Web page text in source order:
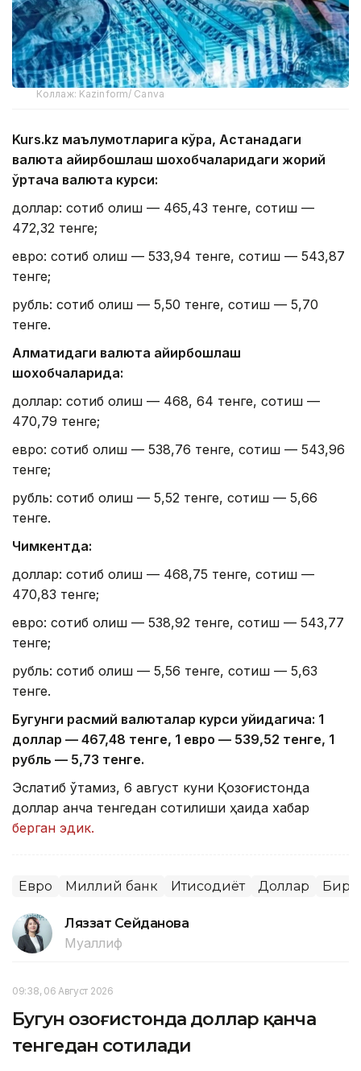
Коллаж: Kazinform/ Canva
Kurs.kz маълумотларига кўра, Астанадаги
валюта айирбошлаш шохобчаларидаги жорий
ўртача валюта курси:
доллар: сотиб олиш — 465,43 тенге, сотиш —
472,32 тенге;
евро: сотиб олиш — 533,94 тенге, сотиш — 543,87
тенге;
рубль: сотиб олиш — 5,50 тенге, сотиш — 5,70
тенге.
Алматидаги валюта айирбошлаш
шохобчаларида:
доллар: сотиб олиш — 468, 64 тенге, сотиш —
470,79 тенге;
евро: сотиб олиш — 538,76 тенге, сотиш — 543,96
тенге;
рубль: сотиб олиш — 5,52 тенге, сотиш — 5,66
тенге.
Чимкентда:
доллар: сотиб олиш — 468,75 тенге, сотиш —
470,83 тенге;
евро: сотиб олиш — 538,92 тенге, сотиш — 543,77
тенге;
рубль: сотиб олиш — 5,56 тенге, сотиш — 5,63
тенге.
Бугунги расмий валюталар курси қуйидагича: 1
доллар — 467,48 тенге, 1 евро — 539,52 тенге, 1
рубль — 5,73 тенге.
Эслатиб ўтамиз, 6 август куни Қозоғистонда
доллар қанча тенгедан сотилиши ҳақида хабар
берган эдик.
Евро Миллий банк Иқтисодиёт Доллар
Ляззат Сейданова
Муаллиф
09:38, 06 Август 2026
Бугун Қозоғистонда доллар қанча
тенгедан сотилади